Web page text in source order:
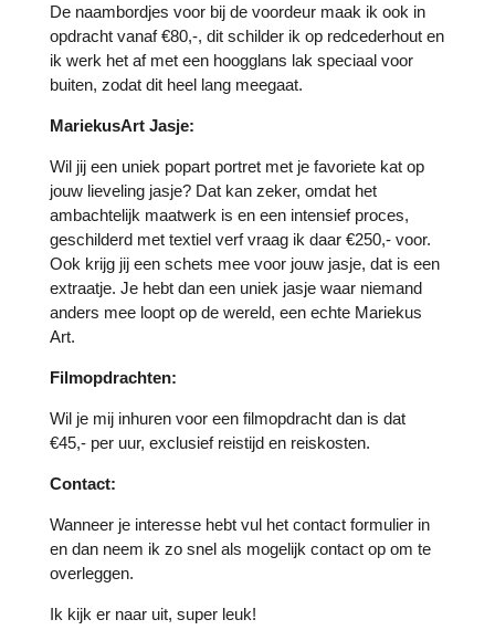
De naambordjes voor bij de voordeur maak ik ook in
opdracht vanaf €80,-, dit schilder ik op redcederhout en
ik werk het af met een hoogglans lak speciaal voor
buiten, zodat dit heel lang meegaat.
MariekusArt Jasje:
Wil jij een uniek popart portret met je favoriete kat op
jouw lieveling jasje? Dat kan zeker, omdat het
ambachtelijk maatwerk is en een intensief proces,
geschilderd met textiel verf vraag ik daar €250,- voor.
Ook krijg jij een schets mee voor jouw jasje, dat is een
extraatje. Je hebt dan een uniek jasje waar niemand
anders mee loopt op de wereld, een echte Mariekus
Art.
Filmopdrachten:
Wil je mij inhuren voor een filmopdracht dan is dat
€45,- per uur, exclusief reistijd en reiskosten.
Contact:
Wanneer je interesse hebt vul het contact formulier in
en dan neem ik zo snel als mogelijk contact op om te
overleggen.
Ik kijk er naar uit, super leuk!